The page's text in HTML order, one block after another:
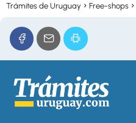
Trámites de Uruguay Free-shops